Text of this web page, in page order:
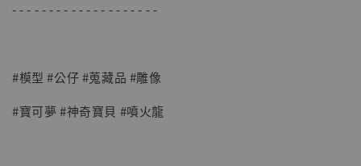
- - - - - - - - - - - - - - - - - - - -
#模型 #公仔 #蒐藏品 #雕像
#寶可夢 #神奇寶貝 #噴火龍